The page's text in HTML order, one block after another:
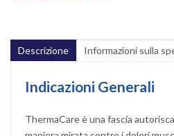
Descrizione Informazioni sulla
Indicazioni Generali
ThermaCare è una fascia